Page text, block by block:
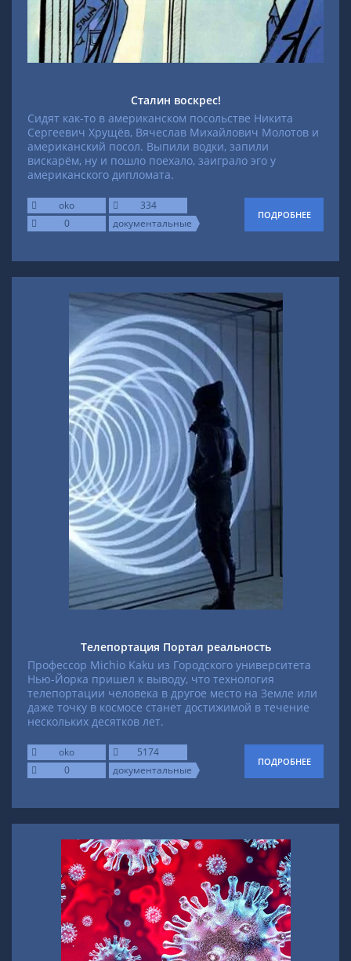
Сталин воскрес!
Сидят как-то в американском посольстве Никита
Сергеевич Хрущёв, Вячеслав Михайлович Молотов и
американский посол. Выпили водки, запили
вискарём, ну и пошло поехало, заиграло эго у
американского дипломата.
oko
334
0
документальные
ПОДРОБНЕЕ
Телепортация Портал реальность
Профессор Michio Kaku из Городского университета
Нью-Йорка пришел к выводу, что технология
телепортации человека в другое место на Земле или
даже точку в космосе станет достижимой в течение
нескольких десятков лет.
oko
5174
0
документальные
ПОДРОБНЕЕ